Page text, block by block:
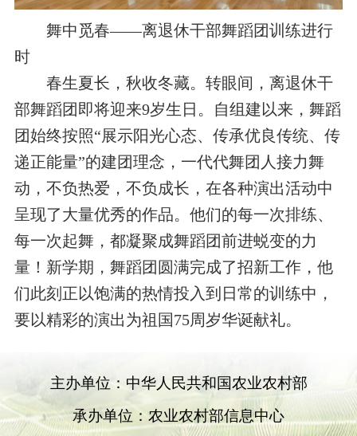
舞中觅春——离退休干部舞蹈团训练进行
时
春生夏长，秋收冬藏。转眼间，离退休干
部舞蹈团即将迎来9岁生日。自组建以来，舞蹈
团始终按照“展示阳光心态、传承优良传统、传
递正能量”的建团理念，一代代舞团人接力舞
动，不负热爱，不负成长，在各种演出活动中
呈现了大量优秀的作品。他们的每一次排练、
每一次起舞，都凝聚成舞蹈团前进蜕变的力
量！新学期，舞蹈团圆满完成了招新工作，他
们此刻正以饱满的热情投入到日常的训练中，
要以精彩的演出为祖国75周岁华诞献礼。
主办单位：中华人民共和国农业农村部
承办单位：农业农村部信息中心